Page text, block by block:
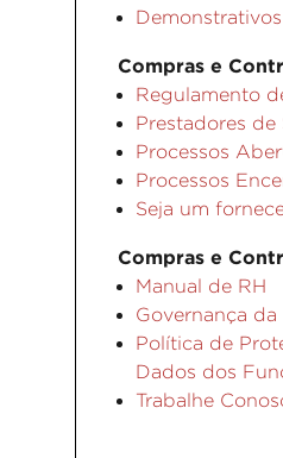
Compras e
Regulamento
Prestadores de
Processos
Processos
Seja um
Compras e
Manual de RH
Governança
Política de
Dados dos
Trabalhe